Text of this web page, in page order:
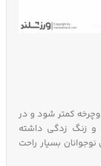
شده وزن دوچرخه کمتر شود و در
و زنگ‌ زدگی داشته
بسیار راحت‌